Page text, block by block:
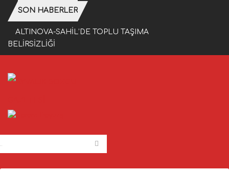
SON HABERLER
ALTINOVA-SAHİL’DE TOPLU TAŞIMA
BELİRSİZLİĞİ